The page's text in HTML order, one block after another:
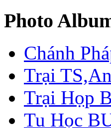
Photo
Chánh
Trại
Trại Họp
Tu Học